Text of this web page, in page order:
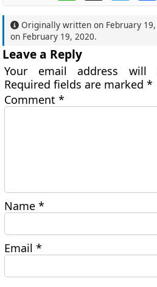
Originally written on February
on February 19, 2020.
Leave a Reply
Your email address will
Required fields are marked*
Comment*
Name*
Email*